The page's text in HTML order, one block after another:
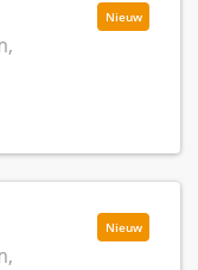
Nieuw
Nieuw